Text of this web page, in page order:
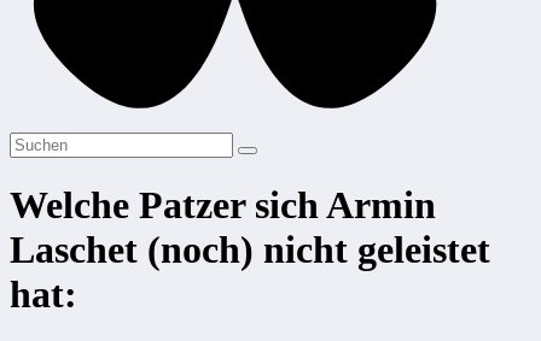
Welche Patzer sich Armin
Laschet (noch) nicht geleistet
hat: